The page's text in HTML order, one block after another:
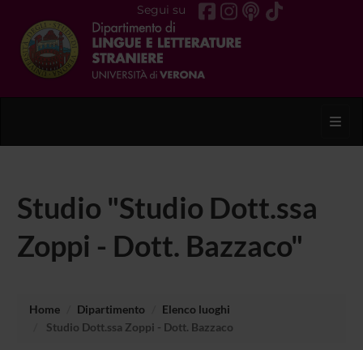
Segui su
Studio "Studio Dott.ssa
Zoppi - Dott. Bazzaco"
Home Dipartimento
Elenco luoghi
Studio Dott.ssa Zoppi - Dott. Bazzaco